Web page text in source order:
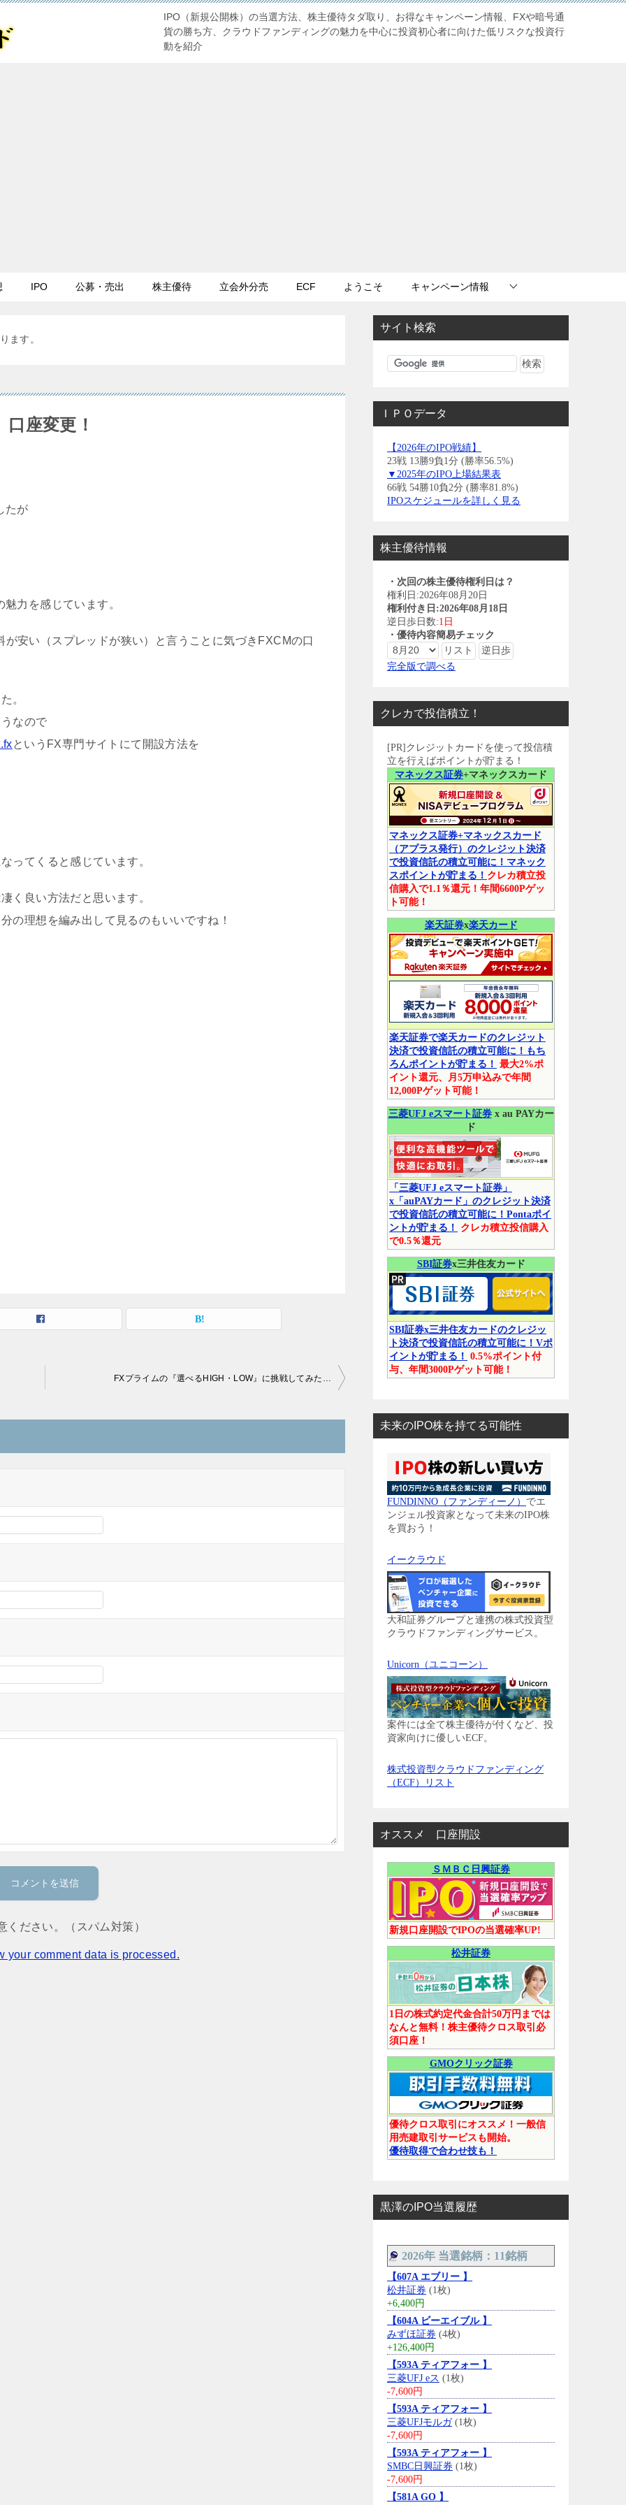
IPO（新規公開株）の当選方法、株主優待タダ取り、お得なキャンペーン情報、FXや暗号通
貨の勝ち方、クラウドファンディングの魅力を中心に投資初心者に向けた低リスクな投資行
動を紹介
IPO 公募・売出 株主優待 立会外分売 ECF ようこそ キャンペーン情報
ます。
座変更！
たが
魅力を感じています。
安い（スプレッドが狭い）と言うことに気づきFXCMの口
。
なので
というFX専門サイトにて開設方法を
ってくると感じています。
く良い方法だと思います。
の理想を編み出して見るのもいいですね！
FXプライムの『選べるHIGH・LOW』に挑戦してみた…
ださい。（スパム対策）
your comment data is processed.
サイト検索
ＩＰＯデータ
【2026年のIPO戦績】
23戦 13勝9負1分 (勝率56.5%)
▼2025年のIPO上場結果表
66戦 54勝10負2分 (勝率81.8%)
IPOスケジュールを詳しく見る
株主優待情報
・次回の株主優待権利日は？
権利日:2026年08月20日
権利付き日:2026年08月18日
逆日歩日数:1日
・優待内容簡易チェック
完全版で調べる
クレカで投信積立！
[PR]クレジットカードを使って投信積
立を行えばポイントが貯まる！
マネックス証券+マネックスカード
マネックス証券+マネックスカード
（アプラス発行）のクレジット決済
で投資信託の積立可能に！マネック
スポイントが貯まる！ クレカ積立投
信購入で1.1％還元！年間6600Pゲッ
ト可能！
楽天証券x楽天カード
楽天証券で楽天カードのクレジット
決済で投資信託の積立可能に！もち
ろんポイントが貯まる！ 最大2%ポ
イント還元、月5万申込みで年間
12,000Pゲット可能！
三菱UFJ eスマート証券x au PAYカー
ド
「三菱UFJ eスマート証券」
x「auPAYカード」のクレジット決済
で投資信託の積立可能に！Pontaポイ
ントが貯まる！
クレカ積立投信購入
で0.5％還元
SBI証券x三井住友カード
SBI証券x三井住友カードのクレジッ
ト決済で投資信託の積立可能に！Vポ
イントが貯まる！ 0.5%ポイント付
与、年間3000Pゲット可能！
未来のIPO株を持てる可能性
FUNDINNO（ファンディーノ） でエ
ンジェル投資家となって未来のIPO株
を買おう！
イークラウド
大和証券グループと連携の株式投資型
クラウドファンディングサービス。
Unicorn（ユニコーン）
案件には全て株主優待が付くなど、投
資家向けに優しいECF。
株式投資型クラウドファンディング
（ECF）リスト
オススメ 口座開設
ＳＭＢＣ日興証券
新規口座開設でIPOの当選確率UP!
松井証券
1日の株式約定代金合計50万円までは
なんと無料！株主優待クロス取引必
須口座！
GMOクリック証券
優待クロス取引にオススメ！一般信
用売建取引サービスも開始。
優待取得で合わせ技も！
黒澤のIPO当選履歴
2026年 当選銘柄：11銘柄
【607A エブリー 】
松井証券 (1枚)
+6,400円
【604A ビーエイブル 】
みずほ証券 (4枚)
+126,400円
【593A ティアフォー 】
三菱UFJ eス (1枚)
-7,600円
【593A ティアフォー 】
三菱UFJモルガ(1枚)
-7,600円
【593A ティアフォー 】
SMBC日興証券 (1枚)
-7,600円
【581A GO 】